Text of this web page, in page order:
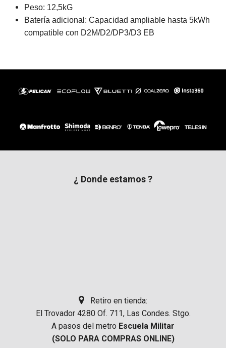
Peso: 12,5kG
Batería adicional: Capacidad ampliable hasta 5kWh
compatible con D2M/D2/DP3/D3 EB
¿ Donde estamos ?
Retiro en tienda:
El Trovador 4280 Of. 711, Las Condes. Stgo.
A pasos del metro Escuela Militar
(SOLO PARA COMPRAS ONLINE)